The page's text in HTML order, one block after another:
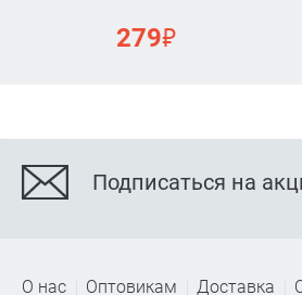
279₽
Подписаться на
О нас Оптовикам Доставка